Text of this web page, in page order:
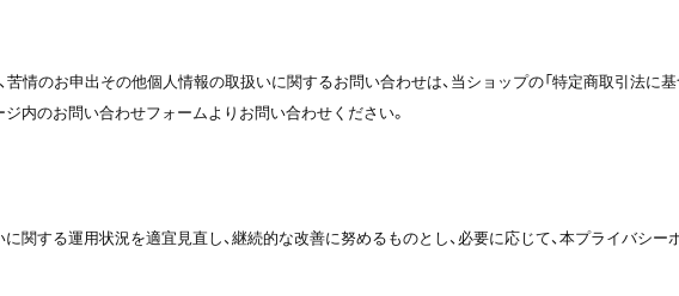
苦情のお申出その他個人情報の取扱いに関するお問い合わせは、当ショップの「特定商取引法に
ジ内のお問い合わせフォームよりお問い合わせください。
関する運用状況を適宜見直し、継続的な改善に努めるものとし、必要に応じて、本プライバシ